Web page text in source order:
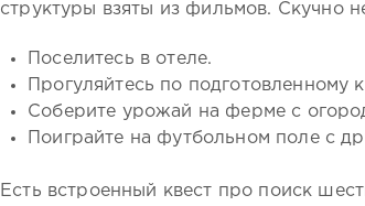
структуры взяты из фильмов. Скучно
Поселитесь в отеле.
Прогуляйтесь по подготовленному
Соберите урожай на ферме с
Поиграйте на футбольном поле с
Есть встроенный квест про поиск